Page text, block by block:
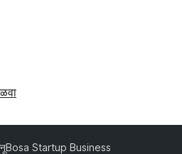
Bosa Startup Business